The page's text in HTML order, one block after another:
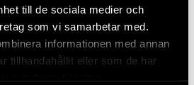
till de sociala medier och
som vi samarbetar med.
informationen med annan
tillhandahållit eller som de har
ska förbli tyst. Tillsammans
vad människor gör mot jorden och